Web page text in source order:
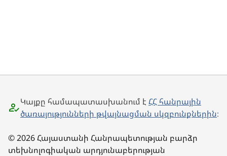
Կայքը համապատասխանում է ՀՀ հանրային
ծառայությունների թվայնացման սկզբունքներին։
© 2026 Հայաստանի Հանրապետության բարձր
տեխնոլոգիական արդյունաբերության